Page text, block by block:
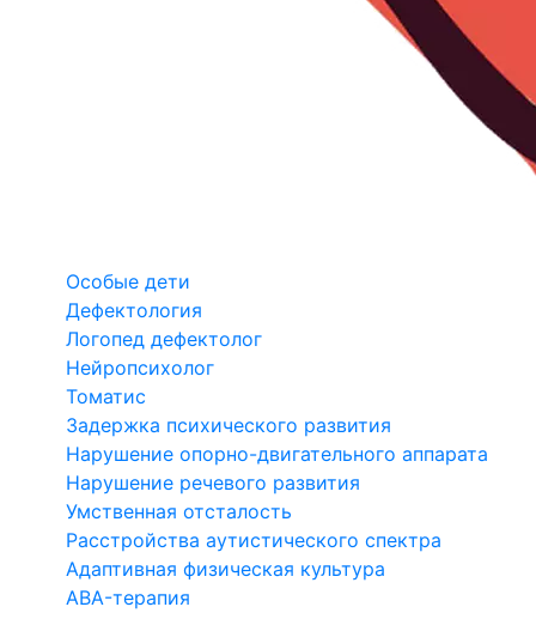
Особые дети
Дефектология
Логопед дефектолог
Нейропсихолог
Томатис
Задержка психического развития
Нарушение опорно-двигательного аппарата
Нарушение речевого развития
Умственная отсталость
Расстройства аутистического спектра
Адаптивная физическая культура
ABA-терапия